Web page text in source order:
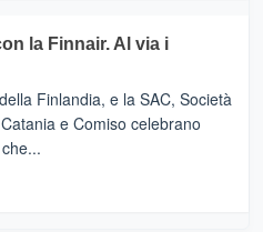
la Finnair. Al via i
Finlandia, e la SAC, Società
e Comiso celebrano